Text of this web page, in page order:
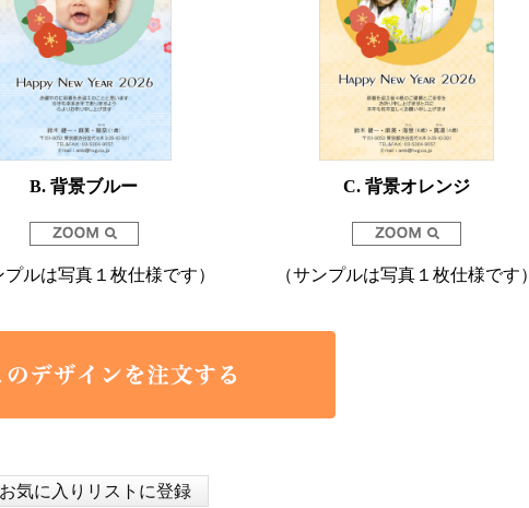
B. 背景ブルー
プルは写真１枚仕様です）
C. 背景オレンジ
（サンプルは写真１枚仕様です）
お気に入りリストに登録